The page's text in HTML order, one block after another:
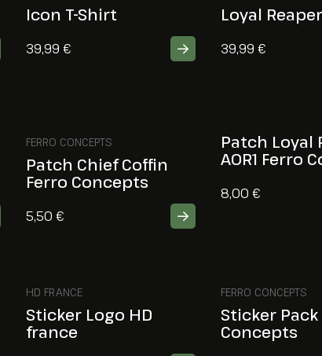
Icon T-Shirt
39,99 €
Loyal
39,99€
FERRO CONCEPTS
Patch Chief Coffin
Ferro Concepts
5,50 €
Patch Loyal
AOR1 Ferro
8,00€
HD FRANCE
Sticker Logo HD
france
FERRO CONCEPTS
Sticker Pack
Concepts